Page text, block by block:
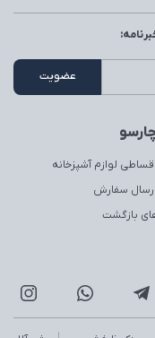
لوازم آشپزخانه
سفارش
بازگشت